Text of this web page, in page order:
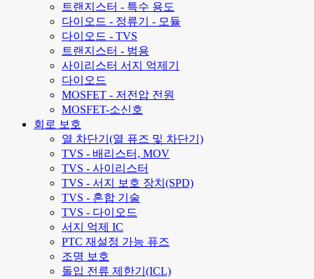
트랜지스터 - 특수 용도
다이오드 - 정류기 - 모듈
다이오드 - TVS
트랜지스터 - 범용
사이리스터 서지 억제기
다이오드
MOSFET - 저전압 전원
MOSFET-소신호
회로 보호
열 차단기(열 퓨즈 및 차단기)
TVS - 배리스터, MOV
TVS - 사이리스터
TVS - 서지 보호 장치(SPD)
TVS - 혼합 기술
TVS - 다이오드
서지 억제 IC
PTC 재설정 가능 퓨즈
조명 보호
돌입 전류 제한기(ICL)